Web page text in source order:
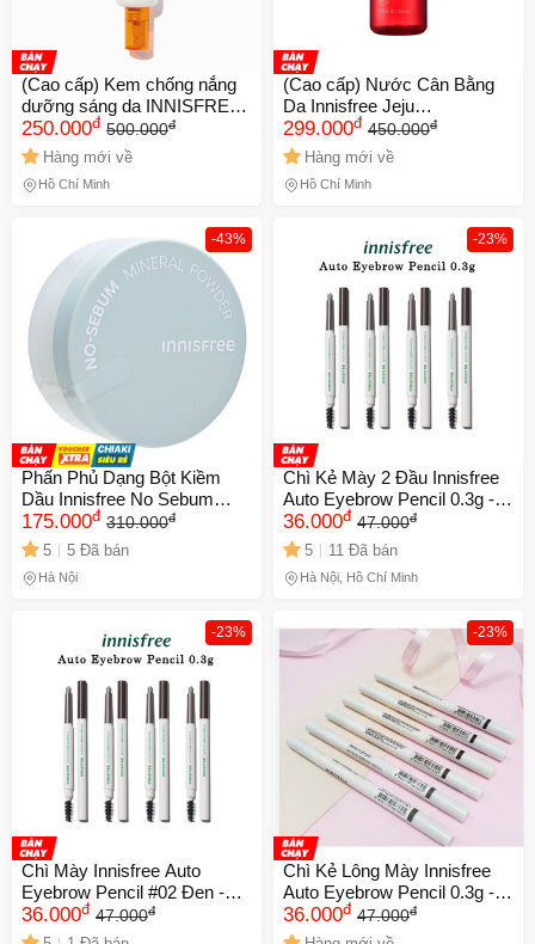
(Cao cấp) Kem chống nắng
dưỡng sáng da INNISFREE
VITAMIN C TONE UP
SUNSCREEN SPF50+
PA++++ 50mL Chính hãng
250.000đ 500.000đ
Hàng mới về
Hồ Chí Minh
(Cao cấp) Nước Cân Bằng
Da Innisfree Jeju
Pomegranate Revitalizing
Toner 200ml Chính hãng
299.000đ 450.000đ
Hàng mới về
Hồ Chí Minh
-43%
Phấn Phủ Dạng Bột Kiềm
Dầu Innisfree No Sebum
Mineral Powder 5g - Phấn
Kiểm Soát Nhờn Hàn Quốc,
Che Phủ Tự Nhiên, Chất
Lượng Cao
175.000đ 310.000đ
5 5 Đã bán
Hà Nội
-23%
Chì Kẻ Mày 2 Đầu Innisfree
Auto Eyebrow Pencil 0.3g -
Bút Kẻ Lông Mày Chống
Nước, Thiết Kế Tiện Dụng,
Chất Lượng Cao
36.000đ 47.000đ
5 11 Đã bán
Hà Nội, Hồ Chí Minh
-23%
Chì Mày Innisfree Auto
Eyebrow Pencil #02 Đen -
Bút Kẻ Mày Tự Động Dễ
Dàng Sử Dụng Cho Khuôn
36.000đ 47.000đ
-23%
Chì Kẻ Lông Mày Innisfree
Auto Eyebrow Pencil 0.3g -
Màu 02, Định Hình Tự Nhiên
Cho Chân Mày Đẹp Mắt
36.000đ 47.000đ